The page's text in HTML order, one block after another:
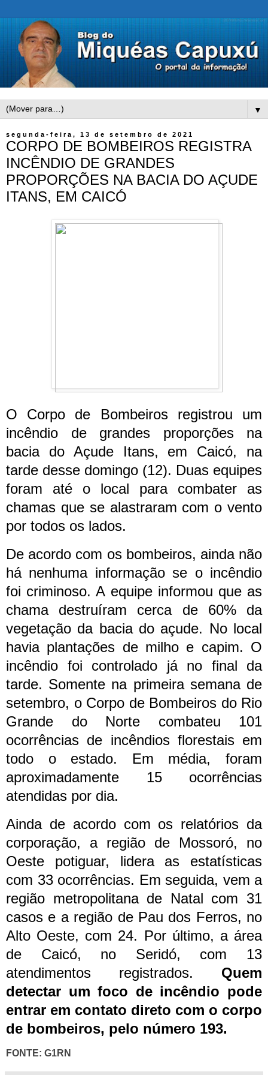
▼
segunda-feira, 13 de setembro de 2021
CORPO DE BOMBEIROS REGISTRA
INCÊNDIO DE GRANDES
PROPORÇÕES NA BACIA DO AÇUDE
ITANS, EM CAICÓ
O Corpo de Bombeiros registrou um
incêndio de grandes proporções na
bacia do Açude Itans, em Caicó, na
tarde desse domingo (12). Duas equipes
foram até o local para combater as
chamas que se alastraram com o vento
por todos os lados.
De acordo com os bombeiros, ainda não
há nenhuma informação se o incêndio
foi criminoso. A equipe informou que as
chama destruíram cerca de 60% da
vegetação da bacia do açude. No local
havia plantações de milho e capim. O
incêndio foi controlado já no final da
tarde. Somente na primeira semana de
setembro, o Corpo de Bombeiros do Rio
Grande do Norte combateu 101
ocorrências de incêndios florestais em
todo o estado. Em média, foram
aproximadamente 15 ocorrências
atendidas por dia.
Ainda de acordo com os relatórios da
corporação, a região de Mossoró, no
Oeste potiguar, lidera as estatísticas
com 33 ocorrências. Em seguida, vem a
região metropolitana de Natal com 31
casos e a região de Pau dos Ferros, no
Alto Oeste, com 24. Por último, a área
de Caicó, no Seridó, com 13
atendimentos registrados.
Quem
detectar um foco de incêndio pode
entrar em contato direto com o corpo
de bombeiros, pelo número 193.
FONTE: G1RN